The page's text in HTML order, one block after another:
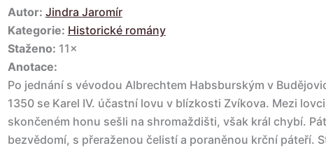
Autor: Jindra Jaromír
Kategorie: Historické romány
Staženo: 11×
Anotace:
Po jednání s vévodou Albrechtem Habsburským v
1350 se Karel IV. účastní lovu v blízkosti Zvíkova. Mezi
skončeném honu sešli na shromaždišti, však král chybí.
bezvědomí, s přeraženou čelistí a poraněnou krční páteří.